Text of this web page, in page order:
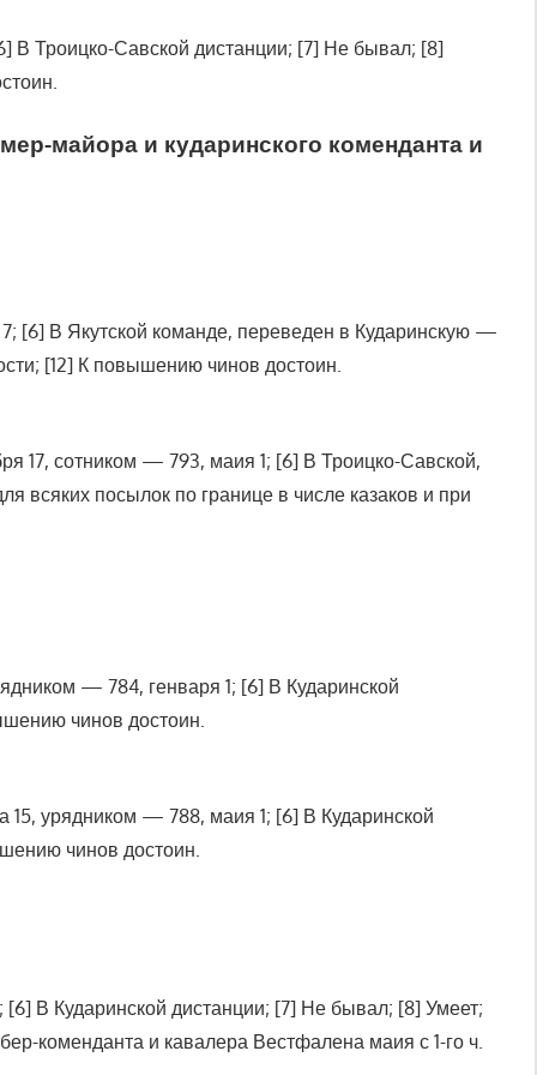
В Троицко-Савской дистанции; [7] Не бывал; [8]
майора и кударинского коменданта и
[6] В Якутской команде, переведен в Кударинскую —
[12] К повышению чинов достоин.
17, сотником — 793, маия 1; [6] В Троицко-Савской,
посылок по границе в числе казаков и при
— 784, генваря 1; [6] В Кударинской
чинов достоин.
15, урядником — 788, маия 1; [6] В Кударинской
чинов достоин.
В Кударинской дистанции; [7] Не бывал; [8] Умеет;
коменданта и кавалера Вестфалена маия с 1-го ч.